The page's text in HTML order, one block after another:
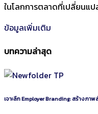
ในโลกการตลาดที่เปลี่ยนแ
ข้อมูลเพิ่มเติม
บทความล่าสุด
เจาะลึก Employer Branding: สร้างภ